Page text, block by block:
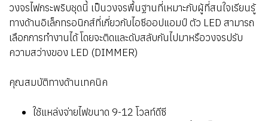
วงจรไฟกระพริบชุดนี้ เป็นวงจรพื้นฐานที่เหมาะกับผู้ที่สนใจเรียนรู้
ทางด้านอิเล็กทรอนิกส์ที่เกี่ยวกับไอซีออปแอมป์ ตัว LED สามารถ
เลือกการทำงานได้ โดยจะติดและดับสลับกันไปมาหรือวงจรปรับ
ความสว่างของ LED (DIMMER)
คุณสมบัติทางด้านเทคนิค
ใช้แหล่งจ่ายไฟขนาด 9-12 โวลท์ดีซี